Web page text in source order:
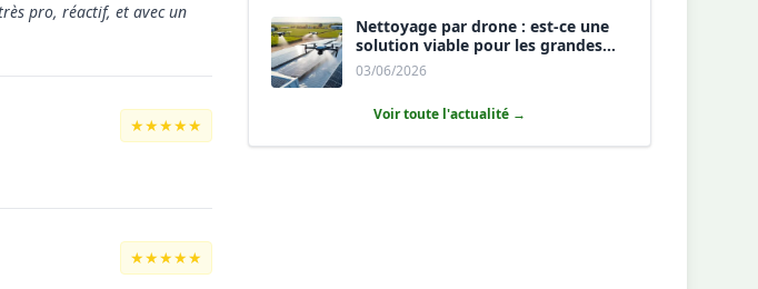
pro, réactif, et avec un
★★★★★
★★★★★
Nettoyage par drone : est-ce une
solution viable pour les grandes
toitures agricoles ?
03/06/2026
Voir toute l'actualité →